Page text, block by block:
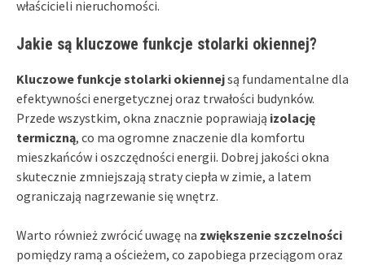
właścicieli nieruchomości.
Jakie są kluczowe funkcje stolarki okiennej?
Kluczowe funkcje stolarki okiennejsą fundamentalne dla
efektywności energetycznej oraz trwałości budynków.
Przede wszystkim, okna znacznie poprawiają izolację
termiczną, co ma ogromne znaczenie dla komfortu
mieszkańców i oszczędności energii. Dobrej jakości okna
skutecznie zmniejszają straty ciepła w zimie, a latem
ograniczają nagrzewanie się wnętrz.
Warto również zwrócić uwagę na zwiększenie szczelności
pomiędzy ramą a ościeżem, co zapobiega przeciągom oraz